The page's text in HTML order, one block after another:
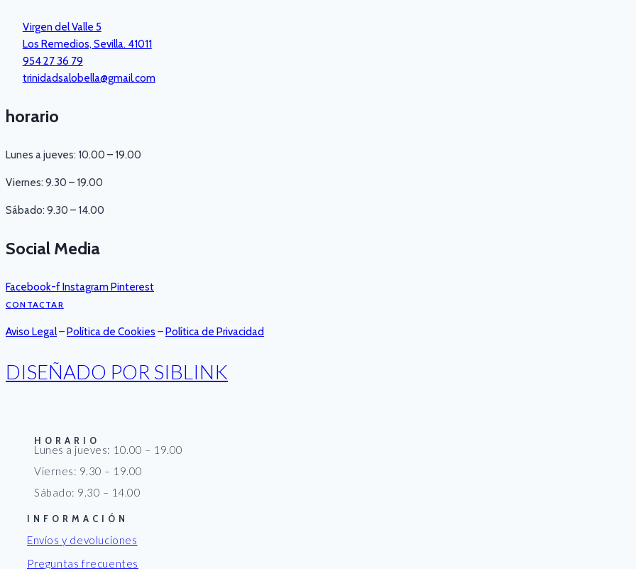
Virgen del Valle 5
Los Remedios, Sevilla. 41011
954 27 36 79
trinidadsalobella@gmail.com
horario
Lunes a jueves: 10.00 – 19.00
Viernes: 9.30 – 19.00
Sábado: 9.30 – 14.00
Social Media
Facebook-fInstagramPinterest
CONTACTAR
Aviso Legal–Política de Cookies –Política de Privacidad
DISEÑADO POR SIBLINK
HORARIO
Lunes a jueves: 10.00 – 19.00
Viernes: 9.30 – 19.00
Sábado: 9.30 – 14.00
INFORMACIÓN
Envíos y devoluciones
Preguntas frecuentes